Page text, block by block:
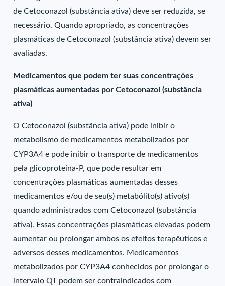
de Cetoconazol (substância ativa) deve ser reduzida, se
necessário. Quando apropriado, as concentrações
plasmáticas de Cetoconazol (substância ativa) devem ser
avaliadas.
Medicamentos que podem ter suas concentrações
plasmáticas aumentadas por Cetoconazol (substância
ativa)
O Cetoconazol (substância ativa) pode inibir o
metabolismo de medicamentos metabolizados por
CYP3A4 e pode inibir o transporte de medicamentos
pela glicoproteína-P, que pode resultar em
concentrações plasmáticas aumentadas desses
medicamentos e/ou de seu(s) metabólito(s) ativo(s)
quando administrados com Cetoconazol (substância
ativa). Essas concentrações plasmáticas elevadas podem
aumentar ou prolongar ambos os efeitos terapêuticos e
adversos desses medicamentos. Medicamentos
metabolizados por CYP3A4 conhecidos por prolongar o
intervalo QT podem ser contraindicados com